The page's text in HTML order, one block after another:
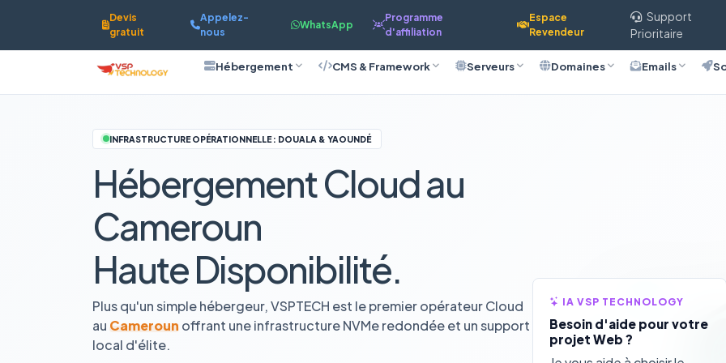
Devis
gratuit
Appelez-
nous
WhatsApp
Programme
d'affiliation
Espace
Revendeur
Support
Prioritaire
Hébergement CMS & Framework Serveurs Domaines Emails
INFRASTRUCTURE OPÉRATIONNELLE : DOUALA & YAOUNDÉ
Hébergement Cloud au
Cameroun
Haute Disponibilité.
Plus qu'un simple hébergeur, VSPTECH est le premier opérateur Cloud
au Cameroun offrant une infrastructure NVMe redondée et un support
local d'élite.
IA VSP TECHNOLOGY
Besoin d'aide pour votre
projet Web ?